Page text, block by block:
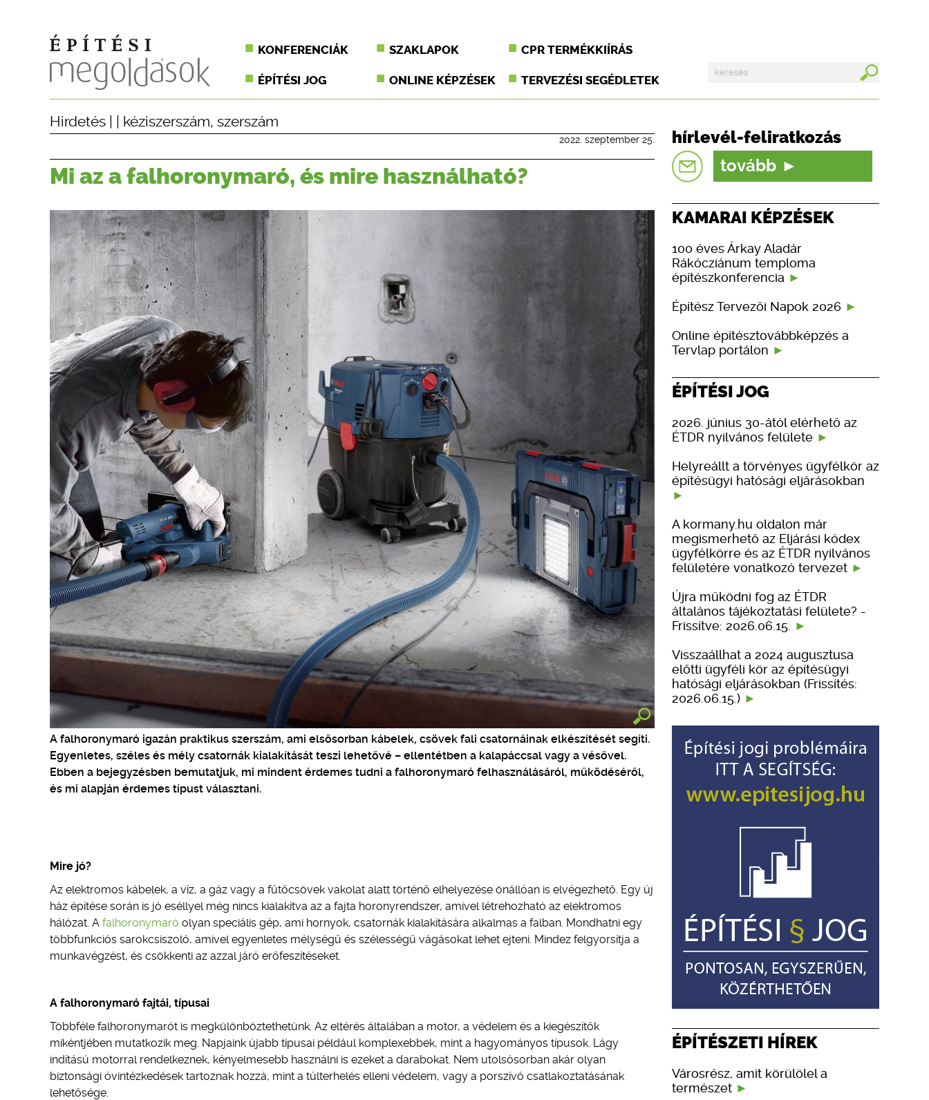
KONFERENCIÁK SZAKLAPOK CPR TERMÉKKIÍRÁS
ÉPÍTÉSI JOG ONLINE KÉPZÉSEK TERVEZÉSI SEGÉDLETEK
Hirdetés kéziszerszám, szerszám
2022. szeptember 25.
Mi az a falhoronymaró, és mire használható?
A falhoronymaró igazán praktikus szerszám, ami elsősorban kábelek, csövek fali csatornáinak elkészítését segíti.
Egyenletes, széles és mély csatornák kialakítását teszi lehetővé – ellentétben a kalapáccsal vagy a vésővel.
Ebben a bejegyzésben bemutatjuk, mi mindent érdemes tudni a falhoronymaró felhasználásáról, működéséről,
és mi alapján érdemes típust választani.
Mire jó?
Az elektromos kábelek, a víz, a gáz vagy a fűtőcsövek vakolat alatt történő elhelyezése önállóan is elvégezhető. Egy új
ház építése során is jó eséllyel még nincs kialakítva az a fajta horonyrendszer, amivel létrehozható az elektromos
hálózat. A falhoronymaró olyan speciális gép, ami hornyok, csatornák kialakítására alkalmas a falban. Mondhatni egy
többfunkciós sarokcsiszoló, amivel egyenletes mélységű és szélességű vágásokat lehet ejteni. Mindez felgyorsítja a
munkavégzést, és csökkenti az azzal járó erőfeszítéseket.
A falhoronymaró fajtái, típusai
Többféle falhoronymarót is megkülönböztethetünk. Az eltérés általában a motor, a védelem és a kiegészítők
mikéntjében mutatkozik meg. Napjaink újabb típusai például komplexebbek, mint a hagyományos típusok. Lágy
indítású motorral rendelkeznek, kényelmesebb használni is ezeket a darabokat. Nem utolsósorban akár olyan
biztonsági óvintézkedések tartoznak hozzá, mint a túlterhelés elleni védelem, vagy a porszívó csatlakoztatásának
lehetősége.
hírlevél-feliratkozás
tovább
KAMARAI KÉPZÉSEK
100 éves Árkay Aladár
Rákócziánum temploma
építészkonferencia
Építész Tervezői Napok 2026
Online építésztovábbképzés a
Tervlap portálon
ÉPÍTÉSI JOG
2026. június 30-ától elérhető az
ÉTDR nyilvános felülete
Helyreállt a törvényes ügyfélkör az
építésügyi hatósági eljárásokban
A kormany.hu oldalon már
megismerhető az Eljárási kódex
ügyfélkörre és az ÉTDR nyilvános
felületére vonatkozó tervezet
Újra működni fog az ÉTDR
általános tájékoztatási felülete? -
Frissítve: 2026.06.15.
Visszaállhat a 2024 augusztusa
előtti ügyféli kör az építésügyi
hatósági eljárásokban (Frissítés:
2026.06.15.)
ÉPÍTÉSZETI HÍREK
Városrész, amit körülölel a
természet